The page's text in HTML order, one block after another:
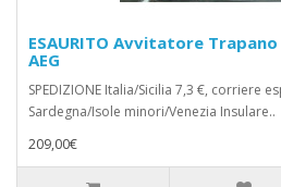
ESAURITO Avvitatore
AEG
SPEDIZIONE Italia/Sicilia 7,3 €, corriere
Sardegna/Isole minori/Venezia Insulare..
209,00€